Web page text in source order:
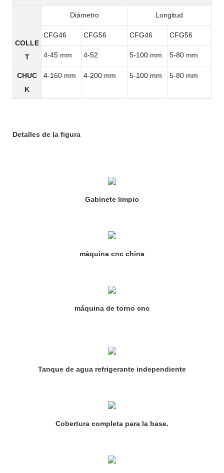
COLLE
T
Diámetro Longitud
CFG46 CFG56 CFG46 CFG56
4-45 mm 4-52 5-100 mm 5-80 mm
CHUC
K
4-160 mm 4-200 mm 5-100 mm 5-80 mm
Detalles de la figura
Gabinete limpio
máquina cnc china
máquina de torno cnc
Tanque de agua refrigerante independiente
Cobertura completa para la base.